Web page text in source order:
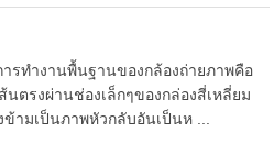
รทำงานพื้นฐานของกล้องถ่ายภาพคือ
ตรงผ่านช่องเล็กๆของกล่องสี่เหลี่ยม
ามเป็นภาพหัวกลับอันเป็นห ...